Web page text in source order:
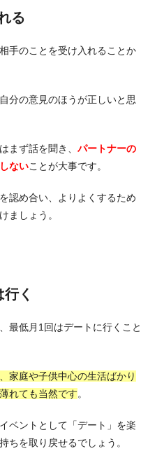
る
手のことを受け入れることか
分の意見のほうが正しいと思
まず話を聞き、 パートナーの
ないことが大事です。
認め合い、よりよくするため
ましょう。
く
最低月1回はデートに行くこと
家庭や子供中心の生活ばかり
れても当然です。
ベントとして「デート」を楽
ちを取り戻せるでしょう。